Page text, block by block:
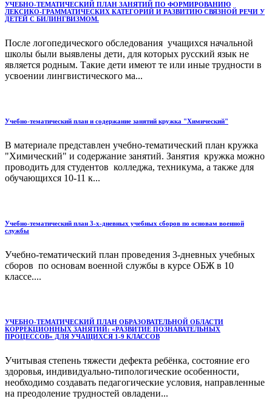
УЧЕБНО-ТЕМАТИЧЕСКИЙ ПЛАН ЗАНЯТИЙ ПО ФОРМИРОВАНИЮ
ЛЕКСИКО-ГРАММАТИЧЕСКИХ КАТЕГОРИЙ И РАЗВИТИЮ СВЯЗНОЙ РЕЧИ У
ДЕТЕЙ С БИЛИНГВИЗМОМ.
После логопедического обследования учащихся начальной
школы были выявлены дети, для которых русский язык не
является родным. Такие дети имеют те или иные трудности в
усвоении лингвистического ма...
Учебно-тематический план и содержание занятий кружка "Химический"
В материале представлен учебно-тематический план кружка
"Химический" и содержание занятий. Занятия кружка можно
проводить для студентов колледжа, техникума, а также для
обучающихся 10-11 к...
Учебно-тематический план 3-х-дневных учебных сборов по основам военной
службы
Учебно-тематический план проведения 3-дневных учебных
сборов по основам военной службы в курсе ОБЖ в 10
классе....
УЧЕБНО-ТЕМАТИЧЕСКИЙ ПЛАН ОБРАЗОВАТЕЛЬНОЙ ОБЛАСТИ
КОРРЕКЦИОННЫХ ЗАНЯТИЙ: «РАЗВИТИЕ ПОЗНАВАТЕЛЬНЫХ
ПРОЦЕССОВ» ДЛЯ УЧАЩИХСЯ 1-9 КЛАССОВ
Учитывая степень тяжести дефекта ребёнка, состояние его
здоровья, индивидуально-типологические особенности,
необходимо создавать педагогические условия, направленные
на преодоление трудностей овладени...